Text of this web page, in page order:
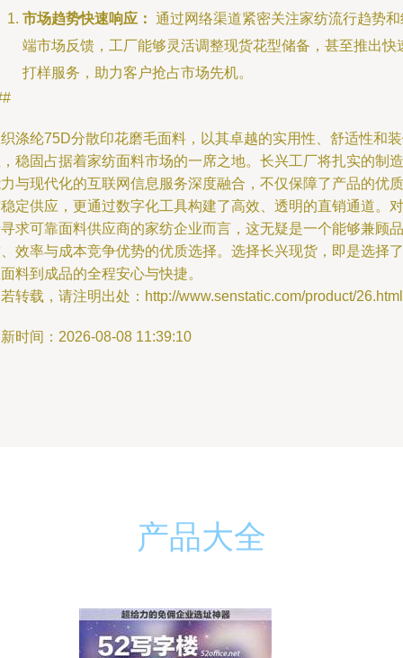
市场趋势快速响应： 通过网络渠道紧密关注家纺流行趋势和
端市场反馈，工厂能够灵活调整现货花型储备，甚至推出快
打样服务，助力客户抢占市场先机。
涤纶75D分散印花磨毛面料，以其卓越的实用性、舒适性和
稳固占据着家纺面料市场的一席之地。长兴工厂将扎实的制造
与现代化的互联网信息服务深度融合，不仅保障了产品的优质
定供应，更通过数字化工具构建了高效、透明的直销通道。对
求可靠面料供应商的家纺企业而言，这无疑是一个能够兼顾品
效率与成本竞争优势的优质选择。选择长兴现货，即是选择了
料到成品的全程安心与快捷。
转载，请注明出处：http://www.senstatic.com/product/26.html
时间：2026-08-08 11:39:10
产品大全